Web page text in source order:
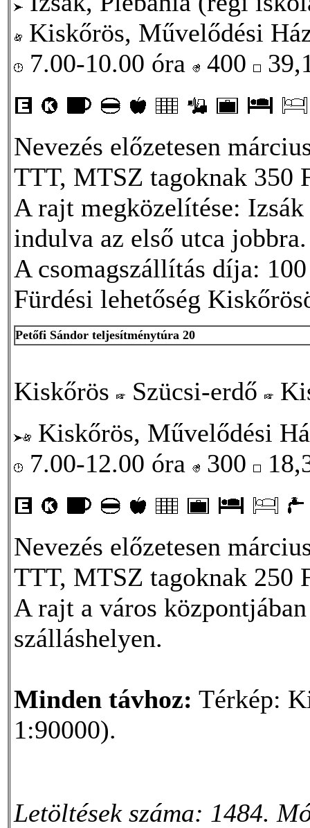
Kiskőrös, Művelődési
7.00-10.00 óra
400
Nevezés előzetesen
TTT, MTSZ tagoknak 350
A rajt megközelítése:
indulva az első utca jobbra.
A csomagszállítás díja:
Fürdési lehetőség
Petőfi Sándor teljesítménytúra 20
Kiskőrös Szücsi-erdő
Kiskőrös, Művelődési
7.00-12.00 óra
300
Nevezés előzetesen
TTT, MTSZ tagoknak 250
A rajt a város
szálláshelyen.
Minden távhoz: Térkép:
1:90000).
Letöltések száma: 1484.